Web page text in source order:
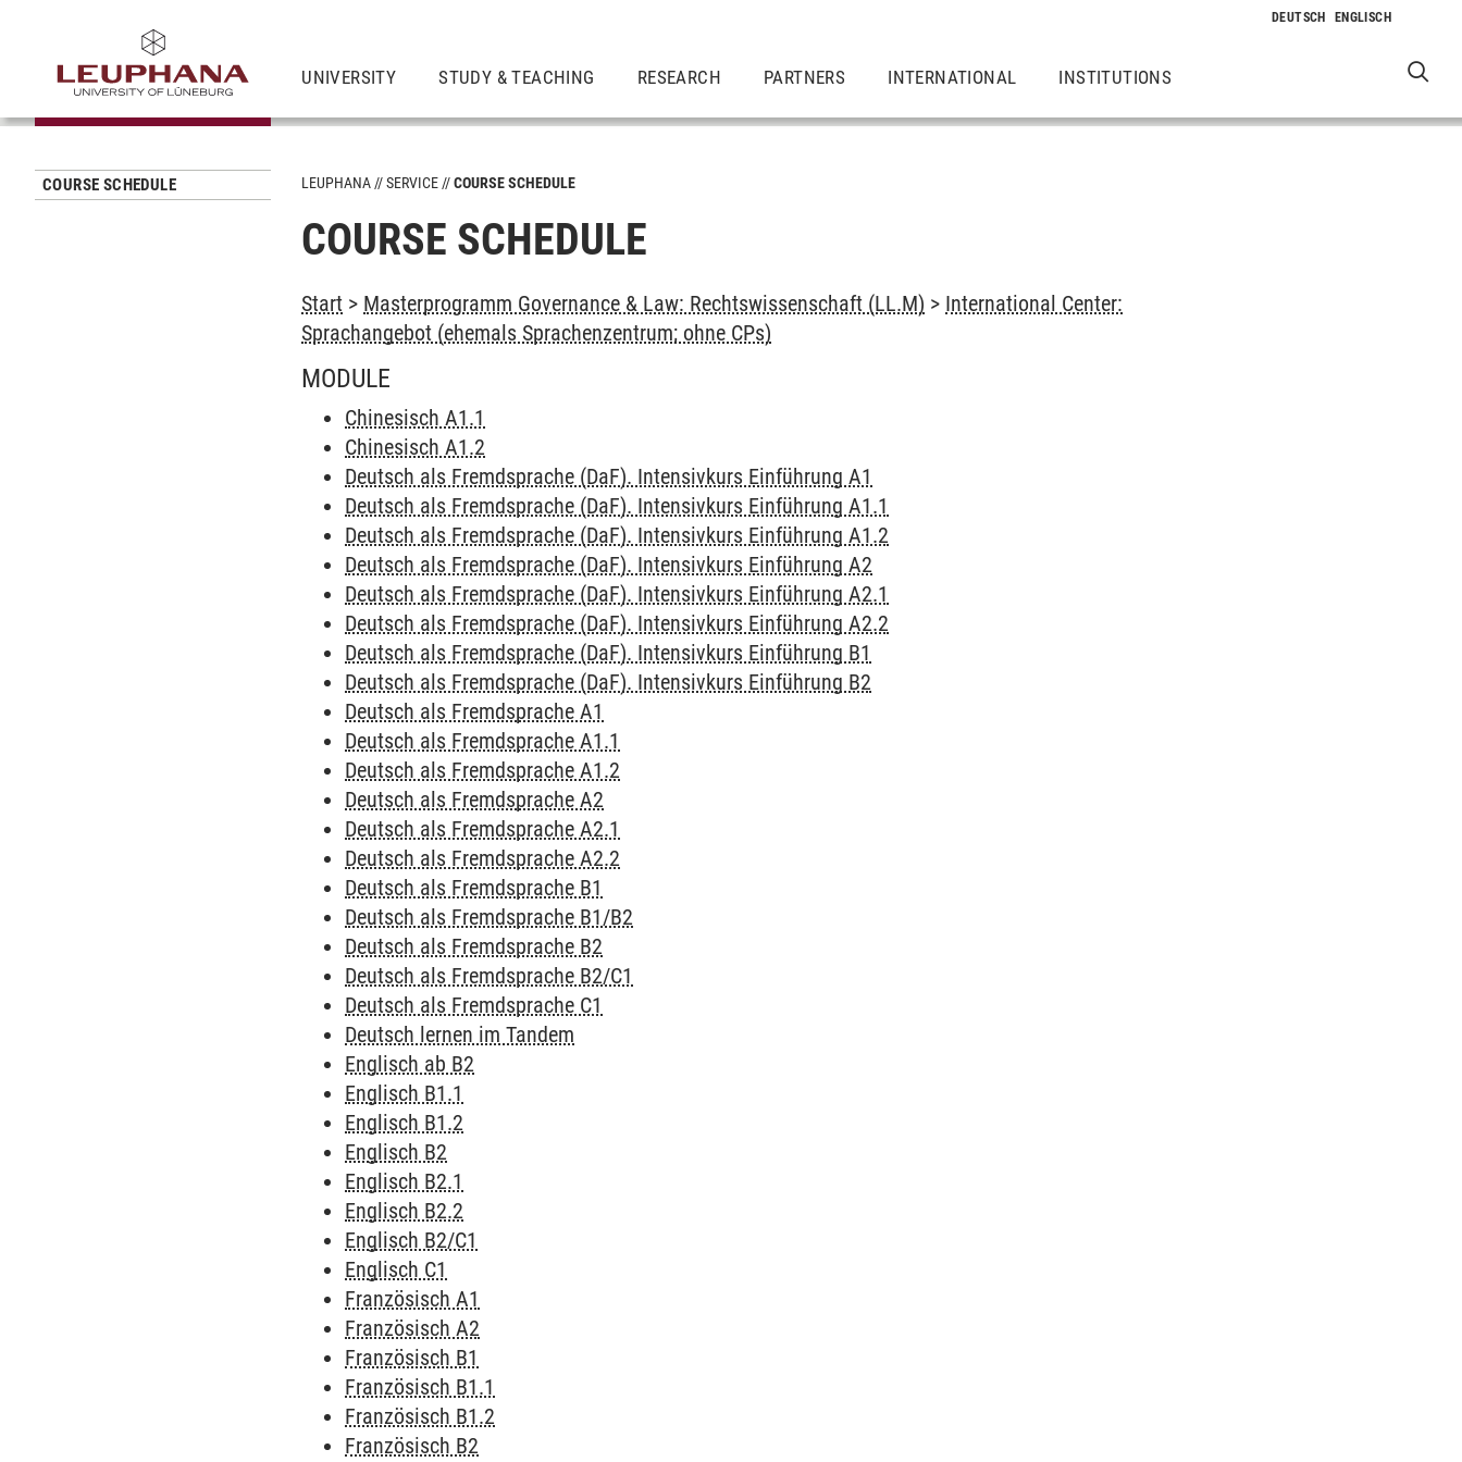
UNIVERSITY STUDY & TEACHING RESEARCH PARTNERS INTERNATIONAL INSTITUTIONS
COURSE SCHEDULE LEUPHANA SERVICE COURSE SCHEDULE
COURSE SCHEDULE
Start > Masterprogramm Governance & Law: Rechtswissenschaft (LL.M) > International Center:
Sprachangebot (ehemals Sprachenzentrum; ohne CPs)
MODULE
Chinesisch A1.1
Chinesisch A1.2
Deutsch als Fremdsprache (DaF). Intensivkurs Einführung A1
Deutsch als Fremdsprache (DaF). Intensivkurs Einführung A1.1
Deutsch als Fremdsprache (DaF). Intensivkurs Einführung A1.2
Deutsch als Fremdsprache (DaF). Intensivkurs Einführung A2
Deutsch als Fremdsprache (DaF). Intensivkurs Einführung A2.1
Deutsch als Fremdsprache (DaF). Intensivkurs Einführung A2.2
Deutsch als Fremdsprache (DaF). Intensivkurs Einführung B1
Deutsch als Fremdsprache (DaF). Intensivkurs Einführung B2
Deutsch als Fremdsprache A1
Deutsch als Fremdsprache A1.1
Deutsch als Fremdsprache A1.2
Deutsch als Fremdsprache A2
Deutsch als Fremdsprache A2.1
Deutsch als Fremdsprache A2.2
Deutsch als Fremdsprache B1
Deutsch als Fremdsprache B1/B2
Deutsch als Fremdsprache B2
Deutsch als Fremdsprache B2/C1
Deutsch als Fremdsprache C1
Deutsch lernen im Tandem
Englisch ab B2
Englisch B1.1
Englisch B1.2
Englisch B2
Englisch B2.1
Englisch B2.2
Englisch B2/C1
Englisch C1
Französisch A1
Französisch A2
Französisch B1
Französisch B1.1
Französisch B1.2
Französisch B2